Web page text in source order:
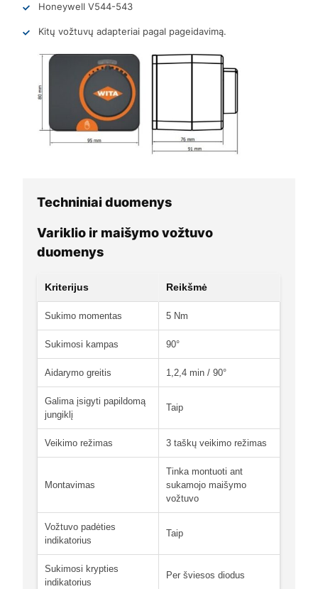
Honeywell V544-543
Kitų vožtuvų adapteriai pagal pageidavimą.
Techniniai duomenys
Variklio ir maišymo vožtuvo
duomenys
Kriterijus Reikšmė
Sukimo momentas 5 Nm
Sukimosi kampas 90°
Aidarymo greitis 1,2,4 min / 90°
Galima įsigyti papildomą
jungiklį
Taip
Veikimo režimas 3 taškų veikimo režimas
Montavimas
Tinka montuoti ant
sukamojo maišymo
vožtuvo
Vožtuvo padėties
indikatorius
Taip
Sukimosi krypties
indikatorius
Per šviesos diodus